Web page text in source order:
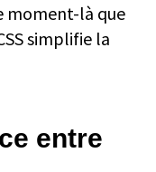
moment-là que
simplifie la
entre